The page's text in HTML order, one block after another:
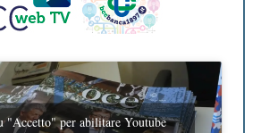
"Accetto" per abilitare Youtube